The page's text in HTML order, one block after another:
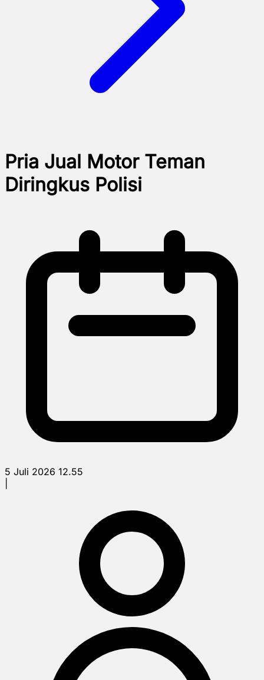
Pria Jual Motor Teman
Diringkus Polisi
5 Juli 2026 12.55